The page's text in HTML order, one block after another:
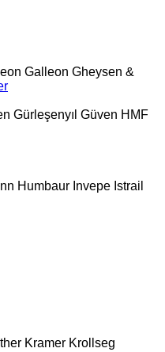
Galleon Gheysen &
Gürleşenyıl Güven HMF
Humbaur Invepe Istrail
Kramer Krollseg